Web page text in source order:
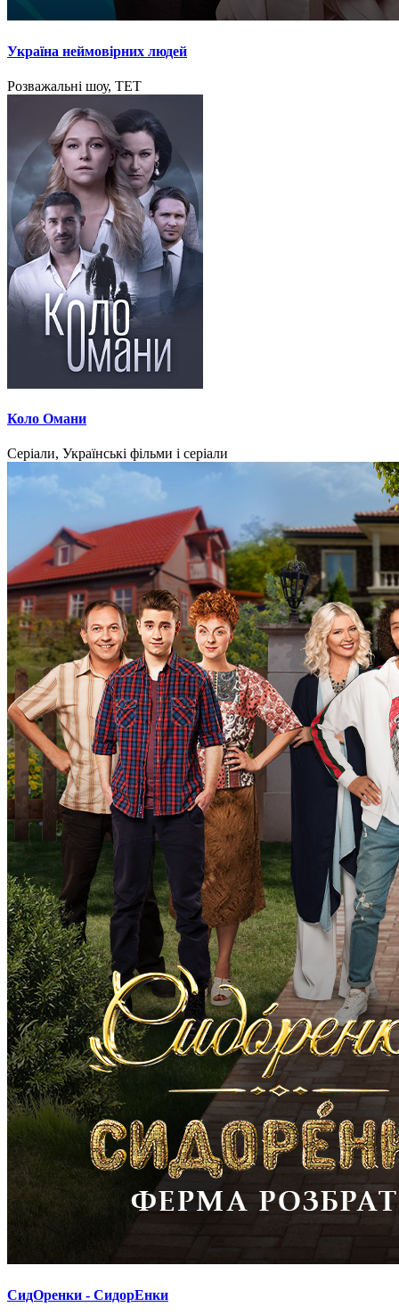
Україна неймовірних людей
Розважальні шоу, ТЕТ
Коло Омани
Серіали, Українські фільми і серіали
СидОренки - СидорЕнки